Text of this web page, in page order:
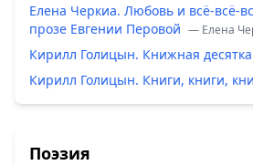
Елена Черкиа. Любовь и всё-всё-
прозе Евгении Перовой — Елена
Кирилл Голицын. Книжная десятка
Кирилл Голицын. Книги, книги,
Поэзия